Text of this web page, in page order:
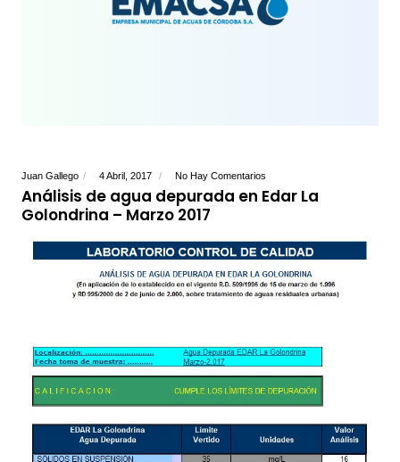
Juan Gallego 4 Abril, 2017 No Hay Comentarios
Análisis de agua depurada en Edar La
Golondrina – Marzo 2017